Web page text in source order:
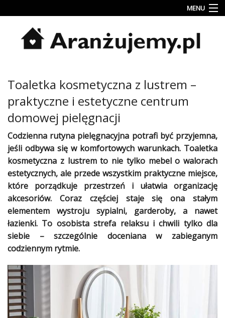
MENU
Inspiracje
wnętrz
Jesienne
dekoracje
Konkursy
Najlepsze
Kategorie
Dodaj
«
Dodaj
Dodaj
Dodaj
Dodaj
artykuł
Toaletka kosmetyczna z lustrem –
praktyczne i estetyczne centrum
domowej pielęgnacji
Codzienna rutyna pielęgnacyjna potrafi być przyjemna,
jeśli odbywa się w komfortowych warunkach. Toaletka
kosmetyczna z lustrem to nie tylko mebel o walorach
estetycznych, ale przede wszystkim praktyczne miejsce,
które porządkuje przestrzeń i ułatwia organizację
akcesoriów. Coraz częściej staje się ona stałym
elementem wystroju sypialni, garderoby, a nawet
łazienki. To osobista strefa relaksu i chwili tylko dla
siebie – szczególnie doceniana w zabieganym
codziennym rytmie.